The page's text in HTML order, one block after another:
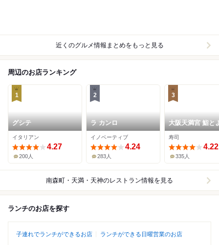
近くのグルメ情報まとめをもっと見る
周辺のお店ランキング
1
グシテ
イタリアン
4.27
200人
2
ラ カンロ
イノベーティブ
4.24
283人
3
大阪天満宮 鮨と
が
寿司
4.22
335人
南森町・天満・天神のレストラン情報を見る
ランチのお店を探す
子連れでランチができるお店 ランチができる日曜営業のお店